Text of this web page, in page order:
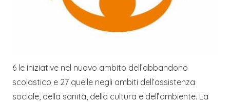
6 le iniziative nel nuovo ambito dell’abbandono
scolastico e 27 quelle negli ambiti dell’assistenza
sociale, della sanità, della cultura e dell’ambiente. La